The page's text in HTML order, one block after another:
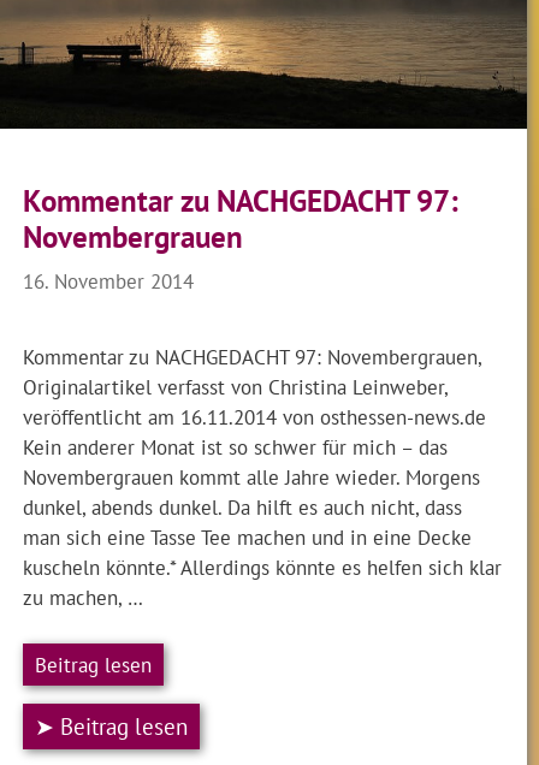
Kommentar zu NACHGEDACHT 97:
Novembergrauen
16. November 2014
Kommentar zu NACHGEDACHT 97: Novembergrauen,
Originalartikel verfasst von Christina Leinweber,
veröffentlicht am 16.11.2014 von osthessen-news.de
Kein anderer Monat ist so schwer für mich – das
Novembergrauen kommt alle Jahre wieder. Morgens
dunkel, abends dunkel. Da hilft es auch nicht, dass
man sich eine Tasse Tee machen und in eine Decke
kuscheln könnte.* Allerdings könnte es helfen sich klar
zu machen, …
Beitrag lesen
➤ Beitrag lesen